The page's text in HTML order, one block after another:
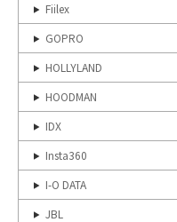
Fiilex
GOPRO
HOLLYLAND
HOODMAN
IDX
Insta360
I-O DATA
JBL